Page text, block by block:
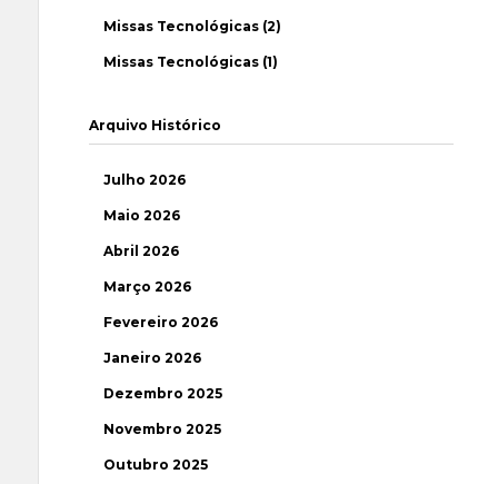
Missas Tecnológicas (2)
Missas Tecnológicas (1)
Arquivo Histórico
Julho 2026
Maio 2026
Abril 2026
Março 2026
Fevereiro 2026
Janeiro 2026
Dezembro 2025
Novembro 2025
Outubro 2025